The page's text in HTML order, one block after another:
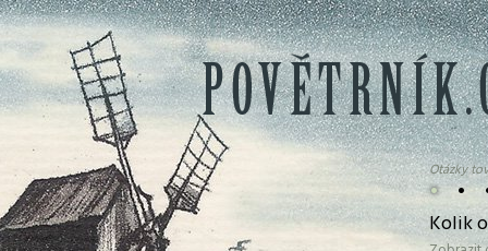
• •
Otázky
Kolik